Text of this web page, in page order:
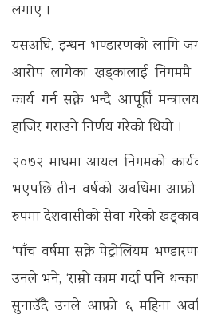
लगाए ।
यसअघि, इन्धन भण्डारणको लागि
आरोप लागेका खड्कालाई निगममै
कार्य गर्न सक्ने भन्दै आपूर्ति
हाजिर गराउने निर्णय गरेको थियो ।
२०७२ माघमा आयल निगमको
भएपछि तीन वर्षको अवधिमा
रुपमा देशवासीको सेवा गरेको
‘पाँच वर्षमा सक्ने पेट्रोलियम
उनले भने, ‘राम्रो काम गर्दा पनि
सुनाउँदै उनले आफ्नो ६ महिना